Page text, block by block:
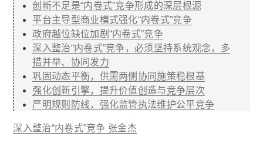
创新不足是“内卷式”竞争形成的深层根源
平台主导型商业模式强化“内卷式”竞争
政府越位缺位加剧“内卷式”竞争
深入整治“内卷式”竞争，必须坚持系统观念，多
措并举、协同发力
巩固动态平衡，供需两侧协同施策稳根基
强化创新引擎，提升价值创造与竞争层次
严明规则防线，强化监管执法维护公平竞争
深入整治“内卷式”竞争 张金杰